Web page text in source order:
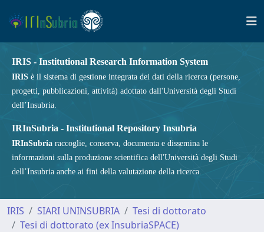
IRIS - Institutional Research Information System
IRIS è il sistema di gestione integrata dei dati della ricerca (persone,
progetti, pubblicazioni, attività) adottato dall'Università degli Studi
dell’Insubria.
IRInSubria - Institutional Repository Insubria
IRInSubria raccoglie, conserva, documenta e dissemina le
informazioni sulla produzione scientifica dell'Università degli Studi
dell’Insubria anche ai fini della valutazione della ricerca.
IRIS SIARI UNINSUBRIA
Tesi di dottorato
Tesi di dottorato (ex InsubriaSPACE)